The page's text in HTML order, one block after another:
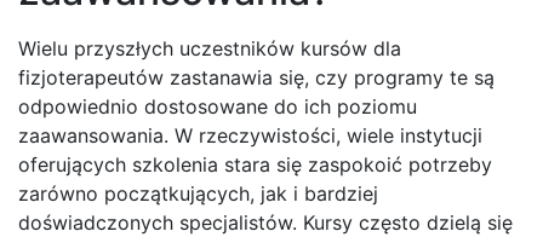
Wielu przyszłych uczestników kursów dla
fizjoterapeutów zastanawia się, czy programy te są
odpowiednio dostosowane do ich poziomu
zaawansowania. W rzeczywistości, wiele instytucji
oferujących szkolenia stara się zaspokoić potrzeby
zarówno początkujących, jak i bardziej
doświadczonych specjalistów. Kursy często dzielą się